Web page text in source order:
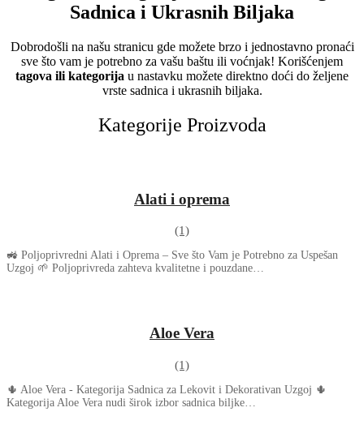
Sadnica i Ukrasnih Biljaka
Dobrodošli na našu stranicu gde možete brzo i jednostavno pronaći
sve što vam je potrebno za vašu baštu ili voćnjak! Korišćenjem
tagova ili kategorija u nastavku možete direktno doći do željene
vrste sadnica i ukrasnih biljaka.
Kategorije Proizvoda
Alati i oprema
(1)
🚜 Poljoprivredni Alati i Oprema – Sve što Vam je Potrebno za Uspešan
Uzgoj 🌱 Poljoprivreda zahteva kvalitetne i pouzdane…
Aloe Vera
(1)
🌵 Aloe Vera - Kategorija Sadnica za Lekovit i Dekorativan Uzgoj 🌵
Kategorija Aloe Vera nudi širok izbor sadnica biljke…